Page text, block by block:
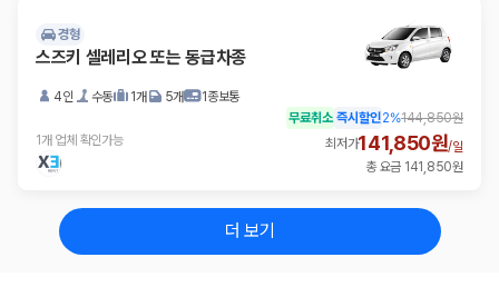
경형
스즈키 셀레리오 또는 동급차종
4인 수동 1개 5개 1종보통
1개 업체 확인가능
무료취소 즉시할인2%144,850원
최저가141,850원/일
총 요금 141,850원
더 보기